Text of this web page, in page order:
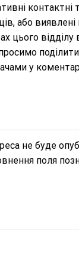
контактні
або виявлені
цього відділу
у
не буде
поля